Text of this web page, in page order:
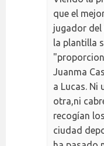
que el
jugador del
la plantilla
Juanma
a Lucas. Ni
otra,ni
recogían
ciudad